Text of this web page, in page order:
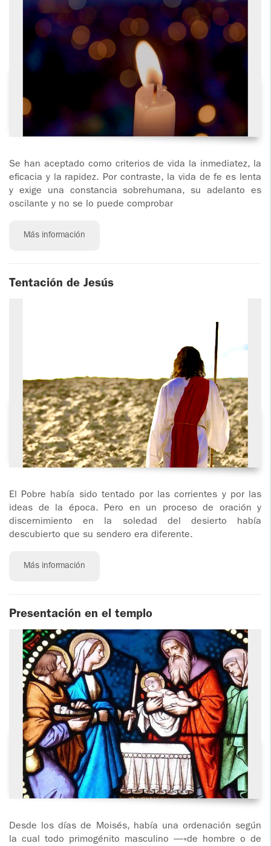
Se han aceptado como criterios de vida la inmediatez, la
eficacia y la rapidez. Por contraste, la vida de fe es lenta
y exige una constancia sobrehumana, su adelanto es
oscilante y no se lo puede comprobar
Más información
Tentación de Jesús
El Pobre había sido tentado por las corrientes y por las
ideas de la época. Pero en un proceso de oración y
discernimiento en la soledad del desierto había
descubierto que su sendero era diferente.
Más información
Presentación en el templo
Desde los días de Moisés, había una ordenación según
la cual todo primogénito masculino —«de hombre o de